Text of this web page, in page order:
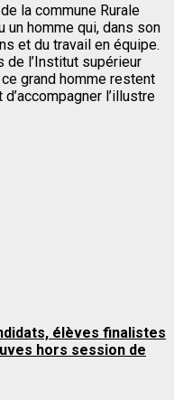
la commune Rurale
un homme qui, dans son
et du travail en équipe.
de l’Institut supérieur
grand homme restent
l’illustre
élèves finalistes
hors session de